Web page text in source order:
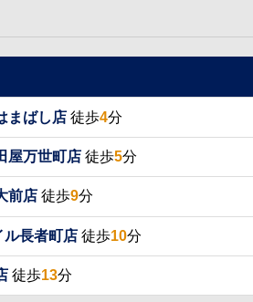
まばし店 徒歩4分
屋万世町店 徒歩5分
前店 徒歩9分
ル長者町店 徒歩10分
徒歩13分